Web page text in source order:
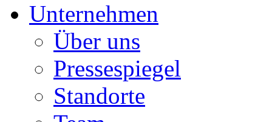
Unternehmen
Über uns
Pressespiegel
Standorte